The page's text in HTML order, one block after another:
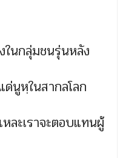
ในกลุ่มชนรุ่นหลัง
นูหฺในสากลโลก
ละเราจะตอบแทนผู้